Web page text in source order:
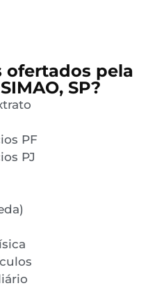
ofertados pela
SP?
PF
PJ